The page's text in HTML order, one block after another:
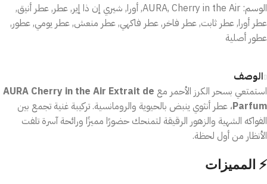
5
out of 5
الوسم: AURA, Cherry in the Air
,أورا, شيري إن ذا إير,عطر,عطر أنيق,
عطر أورا,عطر ثابت,عطر فاخر,عطر فاكهي,عطر منعش,عطر يومي,عطور,
عطور أصلية
الوصف
استمتعي بسحر الكرز الأحمر مع AURA Cherry in the Air Extrait de
Parfum، عطر أنثوي ينبض بالحيوية والرومانسية. تركيبة غنية تجمع بين
الفواكه الشهية والزهور الرقيقة لتمنحك حضورًا مميزًا ورائحة آسرة تلفت
الأنظار من أول لحظة.
⚡ المميزات